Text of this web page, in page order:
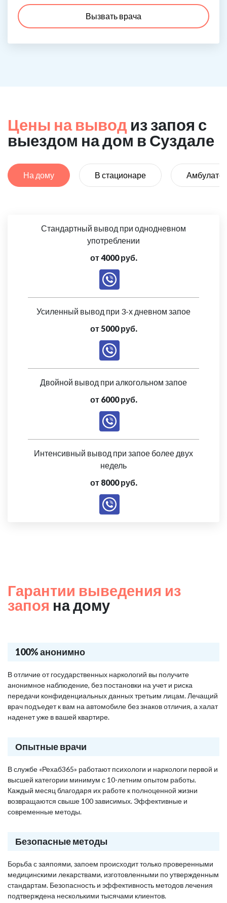
Вызвать врача
Цены на вывод из запоя с
выездом на дом в Суздале
На дому В стационаре
Стандартный вывод при однодневном
употреблении
от 4000 руб.
Усиленный вывод при 3-х дневном запое
от 5000 руб.
Двойной вывод при алкогольном запое
от 6000 руб.
Интенсивный вывод при запое более двух
недель
от 8000 руб.
Гарантии выведения из
запоя на дому
100% анонимно
В отличие от государственных наркологий вы получите
анонимное наблюдение, без постановки на учет и риска
передачи конфиденциальных данных третьим лицам. Лечащий
врач подъедет к вам на автомобиле без знаков отличия, а халат
наденет уже в вашей квартире.
Опытные врачи
В службе «Рехаб365» работают психологи и наркологи первой и
высшей категории минимум с 10-летним опытом работы.
Каждый месяц благодаря их работе к полноценной жизни
возвращаются свыше 100 зависимых. Эффективные и
современные методы.
Безопасные методы
Борьба с заяпоями, запоем происходит только проверенными
медицинскими лекарствами, изготовленными по утвержденным
стандартам. Безопасность и эффективность методов лечения
подтверждена несколькими тысячами клиентов.